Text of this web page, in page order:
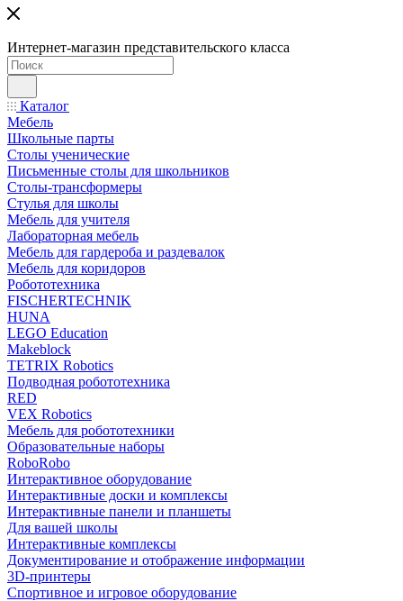
Интернет-магазин представительского класса
Каталог
Мебель
Школьные парты
Столы ученические
Письменные столы для школьников
Столы-трансформеры
Стулья для школы
Мебель для учителя
Лабораторная мебель
Мебель для гардероба и раздевалок
Мебель для коридоров
Робототехника
FISCHERTECHNIK
HUNA
LEGO Education
Makeblock
TETRIX Robotics
Подводная робототехника
RED
VEX Robotics
Мебель для робототехники
Образовательные наборы
RoboRobo
Интерактивное оборудование
Интерактивные доски и комплексы
Интерактивные панели и планшеты
Для вашей школы
Интерактивные комплексы
Документирование и отображение информации
3D-принтеры
Спортивное и игровое оборудование